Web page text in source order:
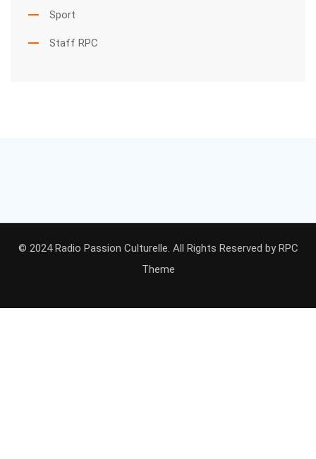
Sport
Staff RPC
© 2024 Radio Passion Culturelle. All Rights Reserved byRPC
Theme